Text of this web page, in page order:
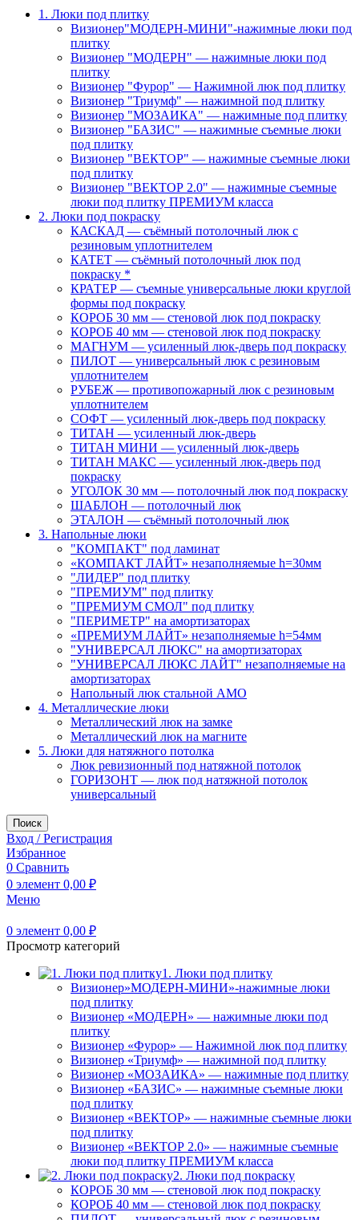
1. Люки под плитку
Визионер"МОДЕРН-МИНИ"-нажимные люки под
плитку
Визионер "МОДЕРН" — нажимные люки под
плитку
Визионер "Фурор" — Нажимной люк под плитку
Визионер "Триумф" — нажимной под плитку
Визионер "МОЗАИКА" — нажимные под плитку
Визионер "БАЗИС" — нажимные съемные люки
под плитку
Визионер "ВЕКТОР" — нажимные съемные люки
под плитку
Визионер "ВЕКТОР 2.0" — нажимные съемные
люки под плитку ПРЕМИУМ класса
2. Люки под покраску
КАСКАД — съёмный потолочный люк с
резиновым уплотнителем
КАТЕТ — съёмный потолочный люк под
покраску *
КРАТЕР — съемные универсальные люки круглой
формы под покраску
КОРОБ 30 мм — стеновой люк под покраску
КОРОБ 40 мм — стеновой люк под покраску
МАГНУМ — усиленный люк-дверь под покраску
ПИЛОТ — универсальный люк с резиновым
уплотнителем
РУБЕЖ — противопожарный люк с резиновым
уплотнителем
СОФТ — усиленный люк-дверь под покраску
ТИТАН — усиленный люк-дверь
ТИТАН МИНИ — усиленный люк-дверь
ТИТАН МАКС — усиленный люк-дверь под
покраску
УГОЛОК 30 мм — потолочный люк под покраску
ШАБЛОН — потолочный люк
ЭТАЛОН — съёмный потолочный люк
3. Напольные люки
"КОМПАКТ" под ламинат
«КОМПАКТ ЛАЙТ» незаполняемые h=30мм
"ЛИДЕР" под плитку
"ПРЕМИУМ" под плитку
"ПРЕМИУМ СМОЛ" под плитку
"ПЕРИМЕТР" на амортизаторах
«ПРЕМИУМ ЛАЙТ» незаполняемые h=54мм
"УНИВЕРСАЛ ЛЮКС" на амортизаторах
"УНИВЕРСАЛ ЛЮКС ЛАЙТ" незаполняемые на
амортизаторах
Напольный люк стальной АМО
4. Металлические люки
Металлический люк на замке
Металлический люк на магните
5. Люки для натяжного потолка
Люк ревизионный под натяжной потолок
ГОРИЗОНТ — люк под натяжной потолок
универсальный
Поиск
Вход / Регистрация
Избранное
0 Сравнить
0 элемент 0,00 ₽
Меню
0 элемент 0,00 ₽
Просмотр категорий
1. Люки под плитку
Визионер»МОДЕРН-МИНИ»-нажимные люки
под плитку
Визионер «МОДЕРН» — нажимные люки под
плитку
Визионер «Фурор» — Нажимной люк под плитку
Визионер «Триумф» — нажимной под плитку
Визионер «МОЗАИКА» — нажимные под плитку
Визионер «БАЗИС» — нажимные съемные люки
под плитку
Визионер «ВЕКТОР» — нажимные съемные люки
под плитку
Визионер «ВЕКТОР 2.0» — нажимные съемные
люки под плитку ПРЕМИУМ класса
2. Люки под покраску
КОРОБ 30 мм — стеновой люк под покраску
КОРОБ 40 мм — стеновой люк под покраску